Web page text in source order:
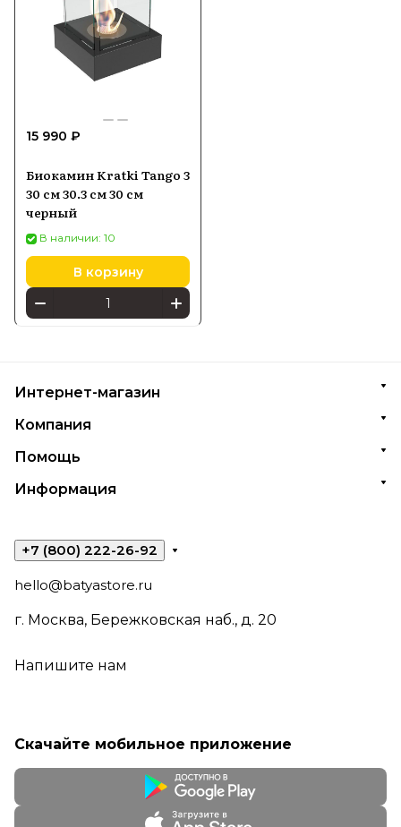
15 990 ₽
Биокамин Kratki Tango 3
30 см 30.3 см 30 см
черный
В наличии: 10
В корзину
Интернет-магазин
Компания
Помощь
Информация
+7 (800) 222-26-92
hello@batyastore.ru
г. Москва, Бережковская наб., д. 20
Напишите нам
Скачайте мобильное приложение